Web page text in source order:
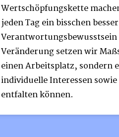
Wertschöpfungskette
jeden Tag ein bisschen
Verantwortungsbewusstsein
Veränderung setzen wir
einen Arbeitsplatz, sondern
individuelle Interessen
entfalten können.